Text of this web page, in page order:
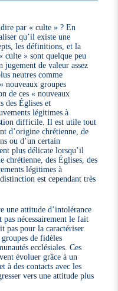
par « culte » ? En
qu’il existe une
les définitions, et la
culte » sont quelque peu
jugement de valeur assez
neutres comme
nouveaux groupes
de ces « nouveaux
des Églises et
légitimes à
difficile. Il est utile tout
d’origine chrétienne, de
ou d’un certain
plus délicate lorsqu’il
chrétienne, des Églises, des
légitimes à
est cependant très
une attitude d’intolérance
nécessairement le fait
pas pour la caractériser.
de fidèles
ecclésiales. Ces
évoluer grâce à un
à des contacts avec les
vers une attitude plus